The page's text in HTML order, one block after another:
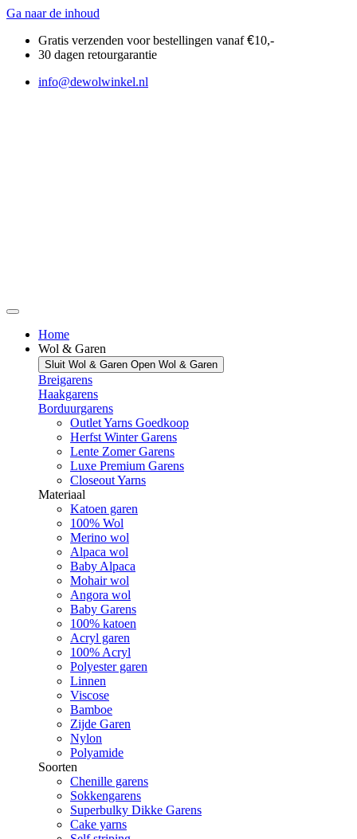
Ga naar de inhoud
Gratis verzenden voor bestellingen vanaf€10,-
30 dagen retourgarantie
info@dewolwinkel.nl
Home
Wol & Garen
Sluit Wol & Garen Open Wol & Garen
Breigarens
Haakgarens
Borduurgarens
Outlet Yarns Goedkoop
Herfst Winter Garens
Lente Zomer Garens
Luxe Premium Garens
Closeout Yarns
Materiaal
Katoen garen
100% Wol
Merino wol
Alpaca wol
Baby Alpaca
Mohair wol
Angora wol
Baby Garens
100% katoen
Acryl garen
100% Acryl
Polyester garen
Linnen
Viscose
Bamboe
Zijde Garen
Nylon
Polyamide
Soorten
Chenille garens
Sokkengarens
Superbulky Dikke Garens
Cake yarns